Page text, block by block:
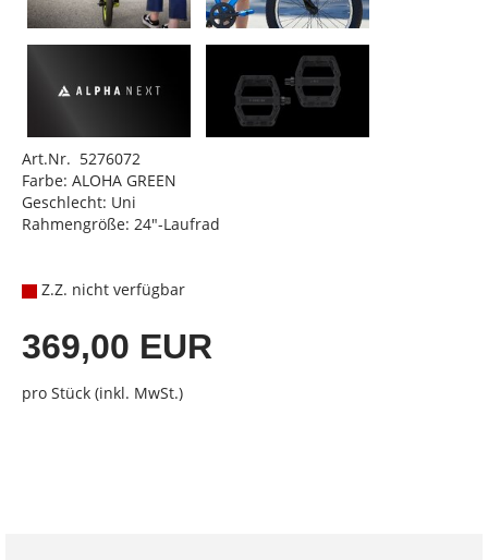
Art.Nr. 5276072
Farbe: ALOHA GREEN
Geschlecht: Uni
Rahmengröße: 24"-Laufrad
Z.Z. nicht verfügbar
369,00 EUR
pro Stück (inkl. MwSt.)